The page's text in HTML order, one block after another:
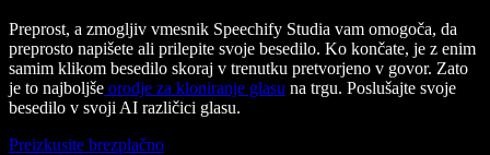
Preprost, a zmogljiv vmesnik Speechify Studia vam omogoča, da
preprosto napišete ali prilepite svoje besedilo. Ko končate, je z enim
samim klikom besedilo skoraj v trenutku pretvorjeno v govor. Zato
je to najboljše orodje za kloniranje glasu na trgu. Poslušajte svoje
besedilo v svoji AI različici glasu.
Preizkusite brezplačno